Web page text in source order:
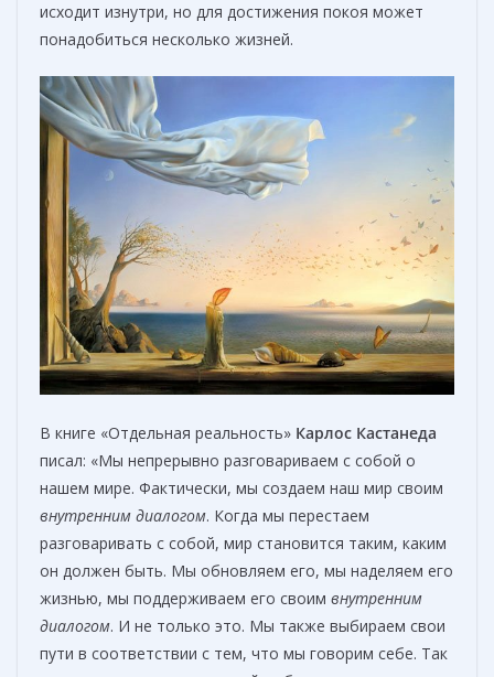
исходит изнутри, но для достижения покоя может
понадобиться несколько жизней.
В книге «Отдельная реальность» Карлос Кастанеда
писал: «Мы непрерывно разговариваем с собой о
нашем мире. Фактически, мы создаем наш мир своим
внутренним диалогом. Когда мы перестаем
разговаривать с собой, мир становится таким, каким
он должен быть. Мы обновляем его, мы наделяем его
жизнью, мы поддерживаем его своим внутренним
диалогом. И не только это. Мы также выбираем свои
пути в соответствии с тем, что мы говорим себе. Так